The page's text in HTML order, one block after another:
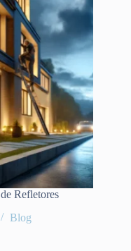
Refletores
Blog